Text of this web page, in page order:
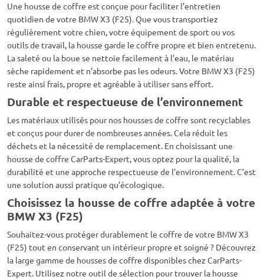
Une housse de coffre est conçue pour faciliter l’entretien
quotidien de votre BMW X3 (F25). Que vous transportiez
régulièrement votre chien, votre équipement de sport ou vos
outils de travail, la housse garde le coffre propre et bien entretenu.
La saleté ou la boue se nettoie facilement à l’eau, le matériau
sèche rapidement et n’absorbe pas les odeurs. Votre BMW X3 (F25)
reste ainsi frais, propre et agréable à utiliser sans effort.
Durable et respectueuse de l’environnement
Les matériaux utilisés pour nos housses de coffre sont recyclables
et conçus pour durer de nombreuses années. Cela réduit les
déchets et la nécessité de remplacement. En choisissant une
housse de coffre CarParts-Expert, vous optez pour la qualité, la
durabilité et une approche respectueuse de l’environnement. C’est
une solution aussi pratique qu’écologique.
Choisissez la housse de coffre adaptée à votre
BMW X3 (F25)
Souhaitez-vous protéger durablement le coffre de votre BMW X3
(F25) tout en conservant un intérieur propre et soigné ? Découvrez
la large gamme de housses de coffre disponibles chez CarParts-
Expert. Utilisez notre outil de sélection pour trouver la housse